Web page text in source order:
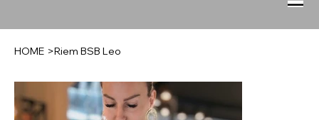
HOME >Riem BSB Leo